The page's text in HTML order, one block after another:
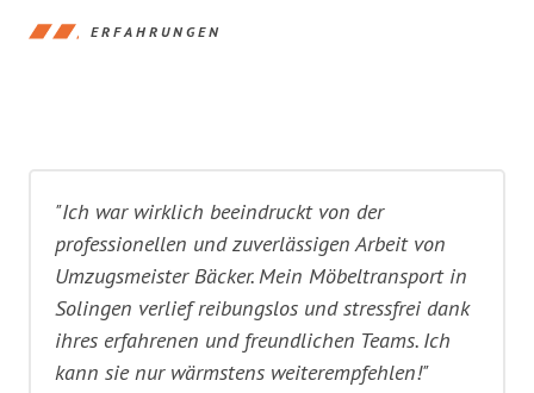
ERFAHRUNGEN
"Ich war wirklich beeindruckt von der
professionellen und zuverlässigen Arbeit von
Umzugsmeister Bäcker. Mein Möbeltransport in
Solingen verlief reibungslos und stressfrei dank
ihres erfahrenen und freundlichen Teams. Ich
kann sie nur wärmstens weiterempfehlen!"